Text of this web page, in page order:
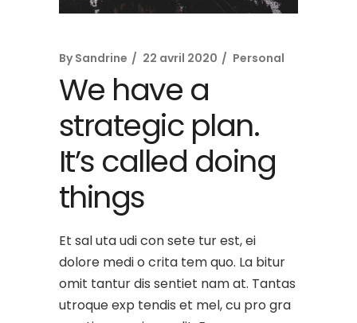
By Sandrine 22 avril 2020 Personal
We have a
strategic plan.
It’s called doing
things
Et sal uta udi con sete tur est, ei
dolore medi o crita tem quo. La bitur
omit tantur dis sentiet nam at. Tantas
utroque exp tendis et mel, cu pro gra